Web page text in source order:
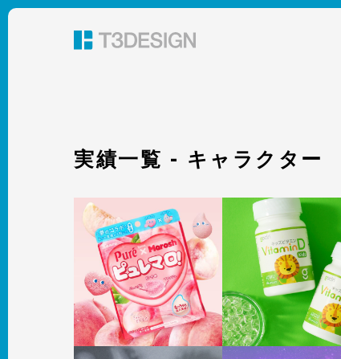
東京都渋谷のパッケージデザイン・グラフィ
実績一覧 - キャラクター